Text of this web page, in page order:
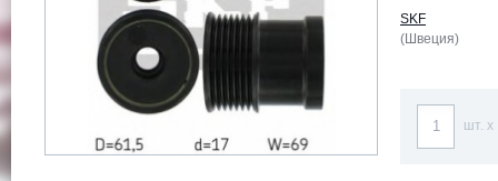
SKF
(Швеция)
шт. x